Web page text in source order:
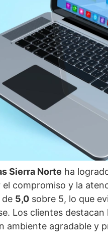
Sierra Norte ha
compromiso y la
de 5,0 sobre 5, lo que
Los clientes destacan
ambiente agradable y